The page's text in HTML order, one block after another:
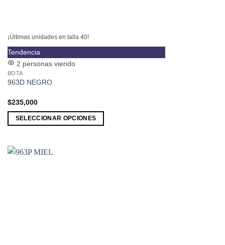
Tendencia
¡Últimas unidades en talla 40!
2 personas viendo
BOTA
963D NEGRO
$235,000
SELECCIONAR OPCIONES
Este
producto
tiene
múltiples
variantes.
opciones
elegir